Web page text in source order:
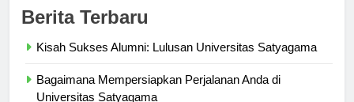
Bagaimana Mempersiapkan Perjalanan Anda di